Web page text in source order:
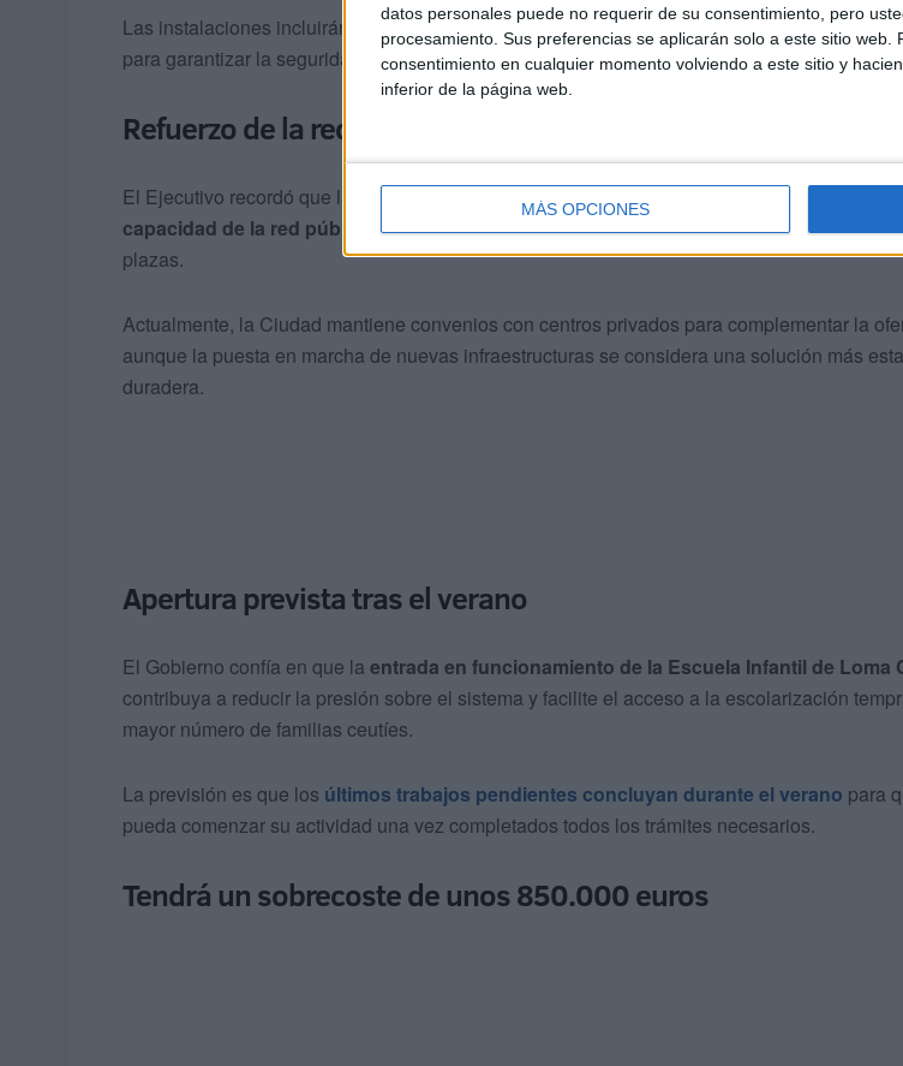
datos personales puede no requerir de su consentimiento, pero
procesamiento. Sus preferencias se aplicarán solo a este sitio
consentimiento en cualquier momento volviendo a este sitio y
inferior de la página web.
MÁS OPCIONES
Las instalaciones incluirán patios diferenciados, zonas de juego y espacios diseñados
para garantizar la seguridad y comodidad de los menores.
Refuerzo de la red pública
El Ejecutivo recordó que la apertura del centro permitiráincrementar de forma significativa
capacidad de la red pública de educación infantil, en un contexto marcado por la
plazas.
Actualmente, la Ciudad mantiene convenios con centros privados para complementar la
aunque la puesta en marcha de nuevas infraestructuras se considera una solución más
duradera.
Apertura prevista tras el verano
El Gobierno confía en que la entrada en funcionamiento de la Escuela Infantil de Loma
contribuya a reducir la presión sobre el sistema y facilite el acceso a la escolarización
mayor número de familias ceutíes.
La previsión es que los últimos trabajos pendientes concluyan durante el verano para
pueda comenzar su actividad una vez completados todos los trámites necesarios.
Tendrá un sobrecoste de unos 850.000 euros